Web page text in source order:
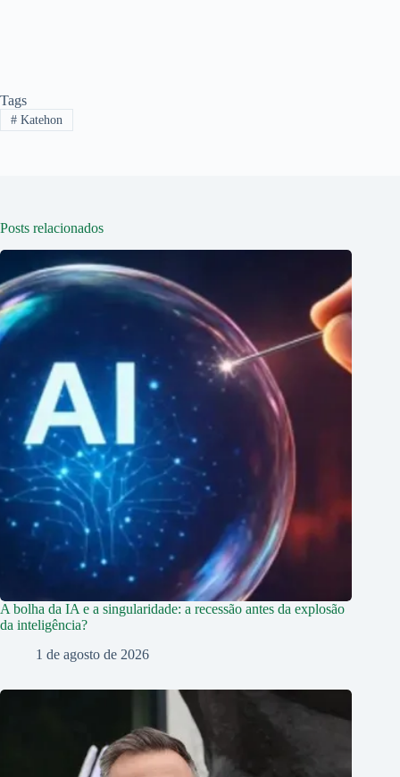
Tags
#Katehon
Posts relacionados
A bolha da IA e a singularidade: a recessão antes da explosão
da inteligência?
1 de agosto de 2026